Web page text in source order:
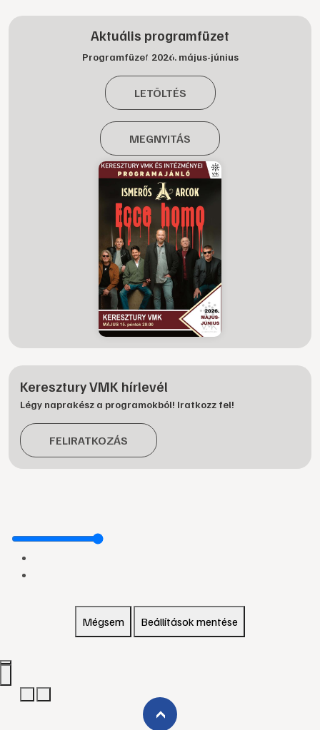
Aktuális programfüzet
Programfüzet 2026. május-június
LETÖLTÉS
MEGNYITÁS
Keresztury VMK hírlevél
Légy naprakész a programokból! Iratkozz fel!
FELIRATKOZÁS
Mégsem Beállítások mentése
›